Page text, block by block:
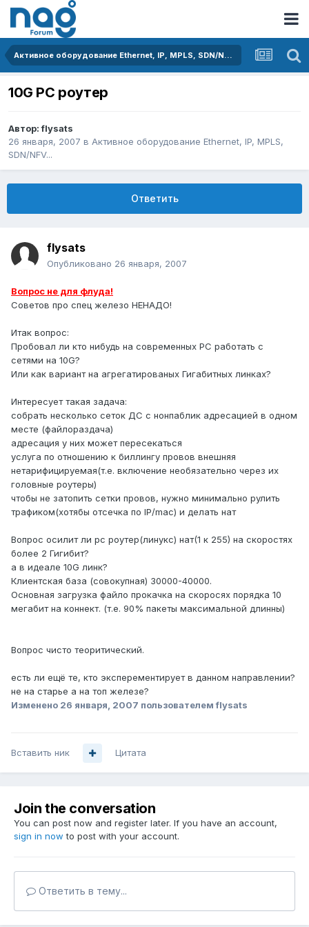
Активное оборудование Ethernet, IP, MPLS, SDN/NFV...
10G PС роутер
Автор:flysats
26 января, 2007 в Активное оборудование Ethernet, IP, MPLS,
SDN/NFV...
Ответить
flysats
Опубликовано 26 января, 2007
Вопрос не для флуда!
Советов про спец железо НЕНАДО!
Итак вопрос:
Пробовал ли кто нибудь на современных PC работать с
сетями на 10G?
Или как вариант на агрегатированых Гигабитных линках?
Интересует такая задача:
собрать несколько сеток ДС с нонпаблик адресацией в одном
месте (файлораздача)
адресация у них может пересекаться
услуга по отношению к биллингу провов внешняя
нетарифицируемая(т.е. включение необязательно через их
головные роутеры)
чтобы не затопить сетки провов, нужно минимально рулить
трафиком(хотябы отсечка по IP/mac) и делать нат
Вопрос осилит ли pc роутер(линукс) нат(1 к 255) на скоростях
более 2 Гигибит?
а в идеале 10G линк?
Клиентская база (совокупная) 30000-40000.
Основная загрузка файло прокачка на скоросях порядка 10
мегабит на коннект. (т.е. 90% пакеты максимальной длинны)
Вопрос чисто теоритический.
есть ли ещё те, кто эксперементирует в данном направлении?
не на старье а на топ железе?
Изменено 26 января, 2007 пользователем flysats
Вставить ник Цитата
Join the conversation
You can post now and register later. If you have an account,
sign in now to post with your account.
Ответить в тему...